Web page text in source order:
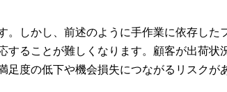
しかし、前述のように手作業に依存した
ることが難しくなります。顧客が出荷状
度の低下や機会損失につながるリスクが